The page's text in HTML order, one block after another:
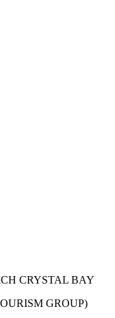
CRYSTAL BAY
GROUP)